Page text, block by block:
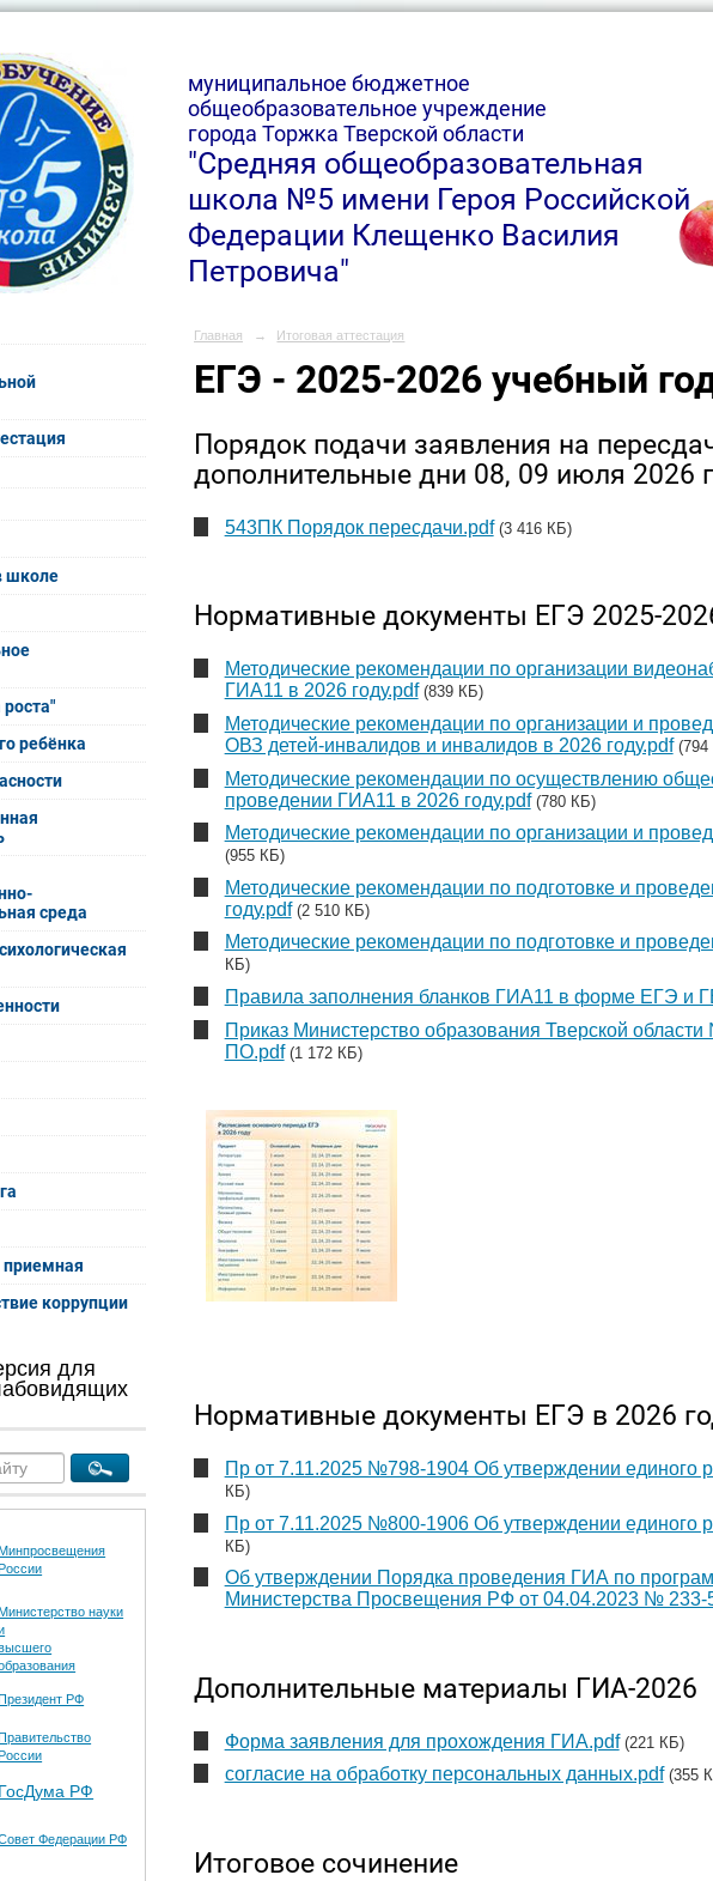
школе
ребёнка
среда
приемная
коррупции
для
Минпросвещения
России
Министерство науки
Президент РФ
Правительство
России
ГосДума РФ
Федерации РФ
муниципальное бюджетное
общеобразовательное учреждение
города Торжка Тверской области
"Средняя общеобразовательная
школа №5 имени Героя Российской
Федерации Клещенко Василия
Петровича"
Главная → Итоговая аттестация
ЕГЭ - 2025-2026 учебный
Порядок подачи заявления на
дополнительные дни 08, 09 июля 2026 г
543ПК Порядок пересдачи.pdf (3 416 КБ)
Нормативные документы ЕГЭ 2025-
Методические рекомендации по организации
ГИА11 в 2026 году.pdf (839 КБ)
Методические рекомендации по организации и
ОВЗ детей-инвалидов и инвалидов в 2026 году.pdf
Методические рекомендации по осуществлению
проведении ГИА11 в 2026 году.pdf (780 КБ)
Методические рекомендации по организации и
(955 КБ)
Методические рекомендации по подготовке и
году.pdf (2 510 КБ)
Методические рекомендации по подготовке и
КБ)
Правила заполнения бланков ГИА11 в форме ЕГЭ и
Приказ Министерство образования Тверской
ПО.pdf (1 172 КБ)
Нормативные документы ЕГЭ в 2026
Пр от 7.11.2025 №798-1904 Об утверждении единого
КБ)
Пр от 7.11.2025 №800-1906 Об утверждении единого
КБ)
Об утверждении Порядка проведения ГИА по
Министерства Просвещения РФ от 04.04.2023 № 233-
Дополнительные материалы ГИА-2026
Форма заявления для прохождения ГИА.pdf (221 КБ)
согласие на обработку персональных данных.pdf (355
Итоговое сочинение